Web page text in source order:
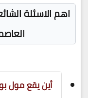
اهم الاسئلة
أين يقع مول